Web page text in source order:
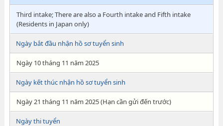
Third intake; There are also a Fourth intake and Fifth intake
(Residents in Japan only)
Ngày bắt đầu nhận hồ sơ tuyển sinh
Ngày 10 tháng 11 năm 2025
Ngày kết thúc nhận hồ sơ tuyển sinh
Ngày 21 tháng 11 năm 2025 (Hạn cần gửi đến trước)
Ngày thi tuyển